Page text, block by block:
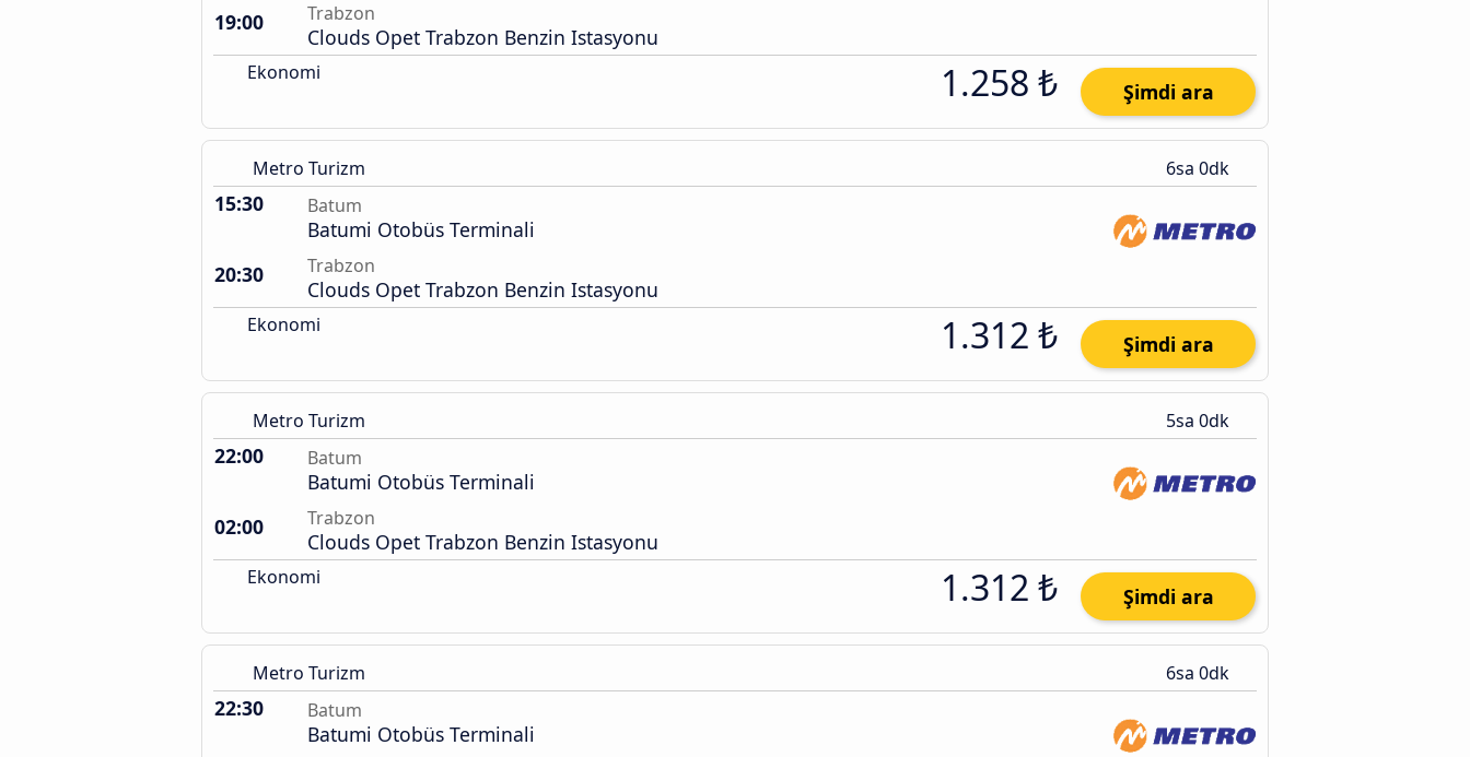
19:00
Trabzon
Clouds Opet Trabzon Benzin Istasyonu
Ekonomi 1.258 ₺ Şimdi ara
Metro Turizm 6sa 0dk
15:30 Batum
Batumi Otobüs Terminali
20:30
Trabzon
Clouds Opet Trabzon Benzin Istasyonu
Ekonomi 1.312 ₺ Şimdi ara
Metro Turizm 5sa 0dk
22:00 Batum
Batumi Otobüs Terminali
02:00
Trabzon
Clouds Opet Trabzon Benzin Istasyonu
Ekonomi 1.312 ₺ Şimdi ara
Metro Turizm 6sa 0dk
22:30 Batum
Batumi Otobüs Terminali